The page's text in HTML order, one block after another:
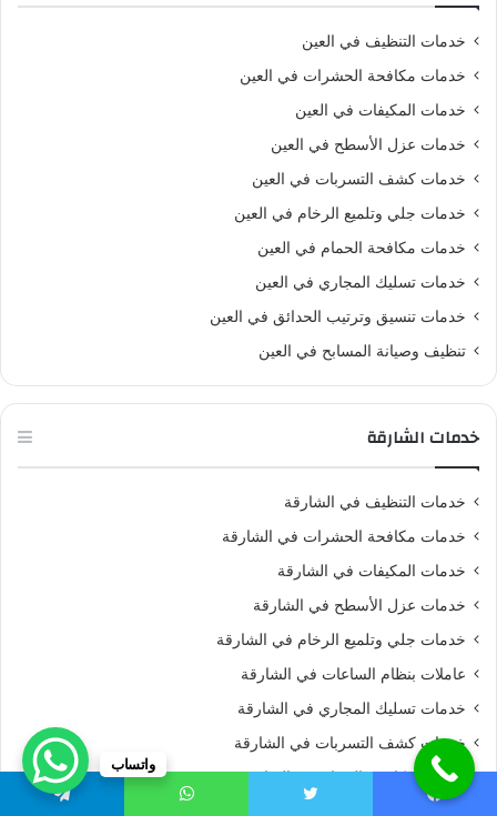
خدمات التنظيف في العين
خدمات مكافحة الحشرات في العين
خدمات المكيفات في العين
خدمات عزل الأسطح في العين
خدمات كشف التسربات في العين
خدمات جلي وتلميع الرخام في العين
خدمات مكافحة الحمام في العين
خدمات تسليك المجاري في العين
خدمات تنسيق وترتيب الحدائق في العين
تنظيف وصيانة المسابح في العين
خدمات الشارقة
خدمات التنظيف في الشارقة
خدمات مكافحة الحشرات في الشارقة
خدمات المكيفات في الشارقة
خدمات عزل الأسطح في الشارقة
خدمات جلي وتلميع الرخام في الشارقة
عاملات بنظام الساعات في الشارقة
خدمات تسليك المجاري في الشارقة
خدمات كشف التسربات في الشارقة
خدمات مكافحة الحمام في الشارقة
واتساب